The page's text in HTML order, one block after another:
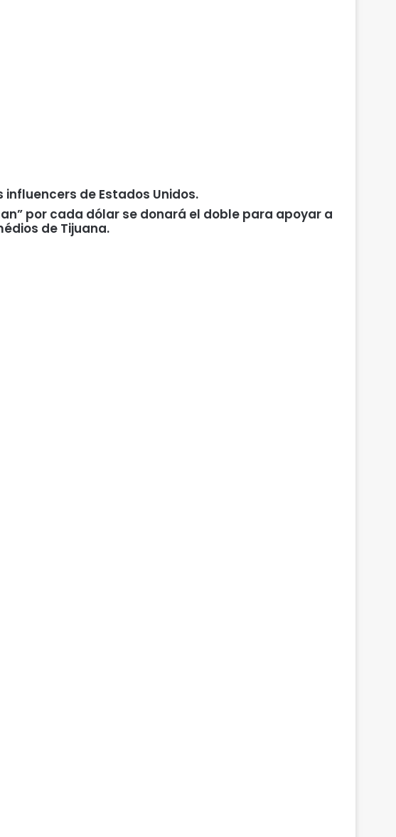
de Estados Unidos.
por cada dólar se donará el doble para apoyar a
de Tijuana.